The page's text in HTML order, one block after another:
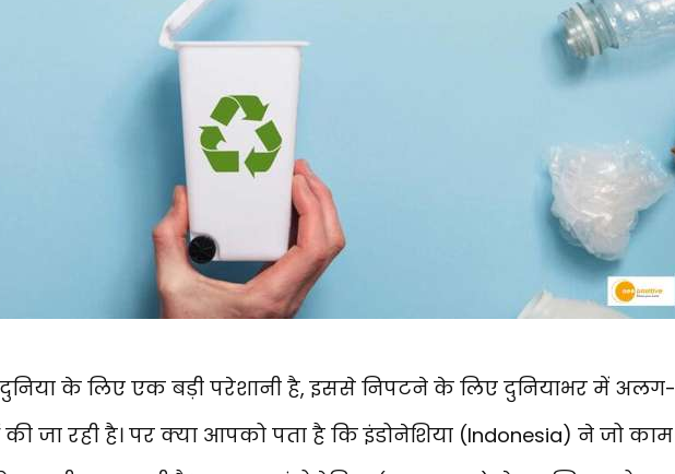
दुनिया के लिए एक बड़ी परेशानी है, इससे निपटने के लिए दुनियाभर में अलग-
जा रही है। पर क्या आपको पता है कि इंडोनेशिया (Indonesia) ने जो काम